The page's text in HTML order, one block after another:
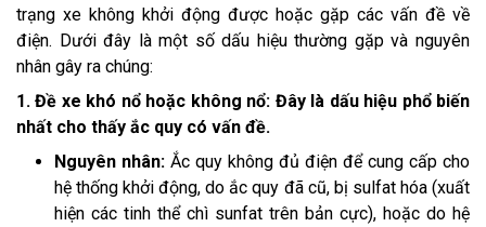
trạng xe không khởi động được hoặc gặp các vấn đề về
điện. Dưới đây là một số dấu hiệu thường gặp và nguyên
nhân gây ra chúng:
1. Đề xe khó nổ hoặc không nổ: Đây là dấu hiệu phổ biến
nhất cho thấy ắc quy có vấn đề.
Nguyên nhân: Ắc quy không đủ điện để cung cấp cho
hệ thống khởi động, do ắc quy đã cũ, bị sulfat hóa (xuất
hiện các tinh thể chì sunfat trên bản cực), hoặc do hệ